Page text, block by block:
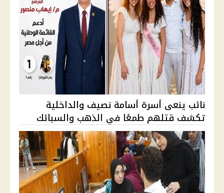
نائب ينعى أسرة أسامة نصيف والداخلية
تكشف قتلهم طمعًا في الذهب والسبائك